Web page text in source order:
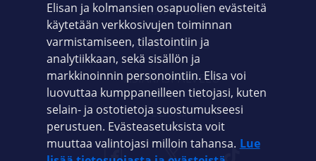
OMAYHTEISÖ
VIANSELVITYS
ASIAKASPALVELU
ELISA.FI
Elisan ja kolmansien osapuolien evästeitä
käytetään verkkosivujen toiminnan
varmistamiseen, tilastointiin ja
analytiikkaan, sekä sisällön ja
markkinoinnin personointiin. Elisa voi
luovuttaa kumppaneilleen tietojasi, kuten
selain- ja ostotietoja suostumukseesi
perustuen. Evästeasetuksista voit
muuttaa valintojasi milloin tahansa. Lue